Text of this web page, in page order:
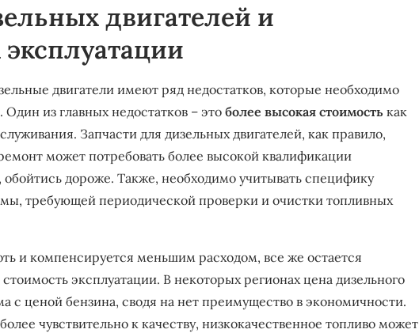
двигателей и
двигатели имеют ряд недостатков, которые необходимо
из главных недостатков – это более высокая стоимость как
Запчасти для дизельных двигателей, как правило,
может потребовать более высокой квалификации
обойтись дороже. Также, необходимо учитывать специфику
требующей периодической проверки и очистки топливных
и компенсируется меньшим расходом, все же остается
эксплуатации. В некоторых регионах цена дизельного
с ценой бензина, сводя на нет преимущество в экономичности.
чувствительно к качеству, низкокачественное топливо может